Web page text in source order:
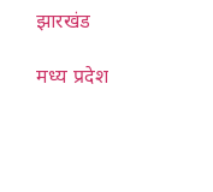
झारखंड
मध्य प्रदेश